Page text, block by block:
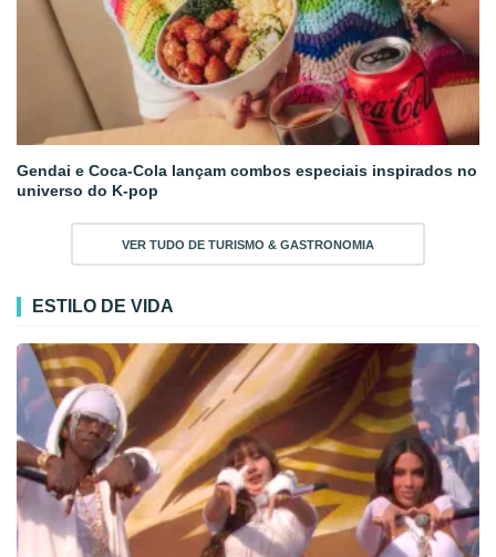
Gendai e Coca-Cola lançam combos especiais inspirados no
universo do K-pop
VER TUDO DE TURISMO & GASTRONOMIA
ESTILO DE VIDA